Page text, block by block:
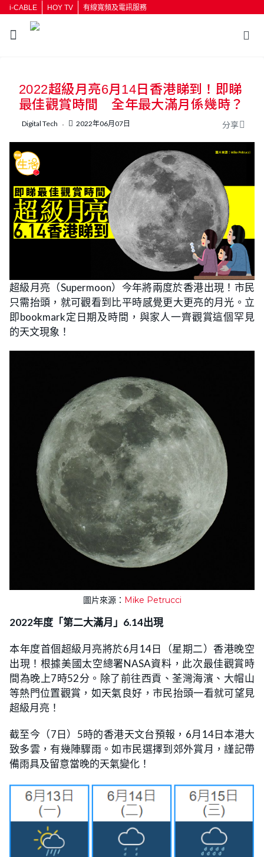
i-CABLE HOY TV 有線寬頻及電訊服務
按輸入鍵開始搜尋
2022超級月亮6月14日香港睇到！即睇
最佳觀賞時間 全年最大滿月係幾時？
Digital Tech 2022年06月07日 分享
超級月亮（Supermoon）今年將兩度於香港出現！市民
只需抬頭，就可觀看到比平時感覺更大更亮的月光。立
即bookmark定日期及時間，與家人一齊觀賞這個罕見
的天文現象！
圖片來源： Mike Petrucci
2022年度「第二大滿月」6.14出現
本年度首個超級月亮將於6月14日（星期二）香港晚空
出現！根據美國太空總署NASA資料，此次最佳觀賞時
間為晚上7時52分。除了前往西貢、荃灣海濱、大帽山
等熱門位置觀賞，如天氣良好，市民抬頭一看就可望見
超級月亮！
截至今（7日）5時的香港天文台預報，6月14日本港大
致多雲，有幾陣驟雨。如市民選擇到郊外賞月，謹記帶
備雨具及留意當晚的天氣變化！